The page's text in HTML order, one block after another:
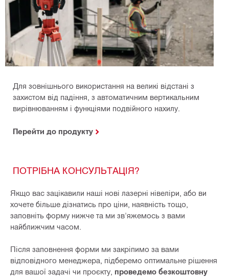
Для зовнішнього використання на великі відстані з
захистом від падіння, з автоматичним вертикальним
вирівнюванням і функціями подвійного нахилу.
Перейти до продукту
ПОТРІБНА КОНСУЛЬТАЦІЯ?
Якщо вас зацікавили наші нові лазерні нівеліри, або ви
хочете більше дізнатись про ціни, наявність тощо,
заповніть форму нижче та ми зв'яжемось з вами
найближчим часом.
Після заповнення форми ми закріпимо за вами
відповідного менеджера, підберемо оптимальне рішення
для вашої задачі чи проєкту, проведемо безкоштовну